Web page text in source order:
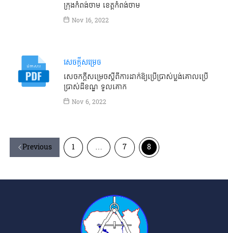
ក្រុងកំពង់ចាម ខេត្តកំពង់ចាម
Nov 16, 2022
សេចក្តីសម្រេច
សេចកក្ដីសម្រេចស្ដីពីការដាក់ឱ្យប្រើប្រាស់ប្លង់គោលប្រើ
ប្រាស់ដីខណ្ឌ ទួលគោក
Nov 6, 2022
Previous 1 … 7 8